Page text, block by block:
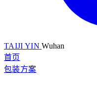
TAIJI YIN Wuhan
首页
包装方案